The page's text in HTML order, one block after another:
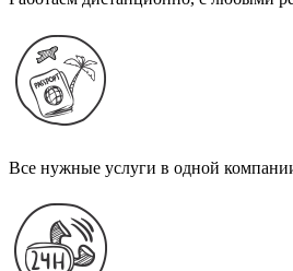
Все нужные услуги в одной